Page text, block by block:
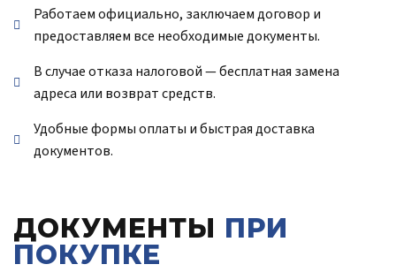
Работаем официально, заключаем договор и
предоставляем все необходимые документы.
В случае отказа налоговой — бесплатная замена
адреса или возврат средств.
Удобные формы оплаты и быстрая доставка
документов.
ДОКУМЕНТЫ ПРИ
ПОКУПКЕ